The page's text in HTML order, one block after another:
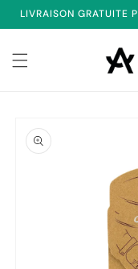
passer
au
LIVRAISON GRATUITE
informations
produits